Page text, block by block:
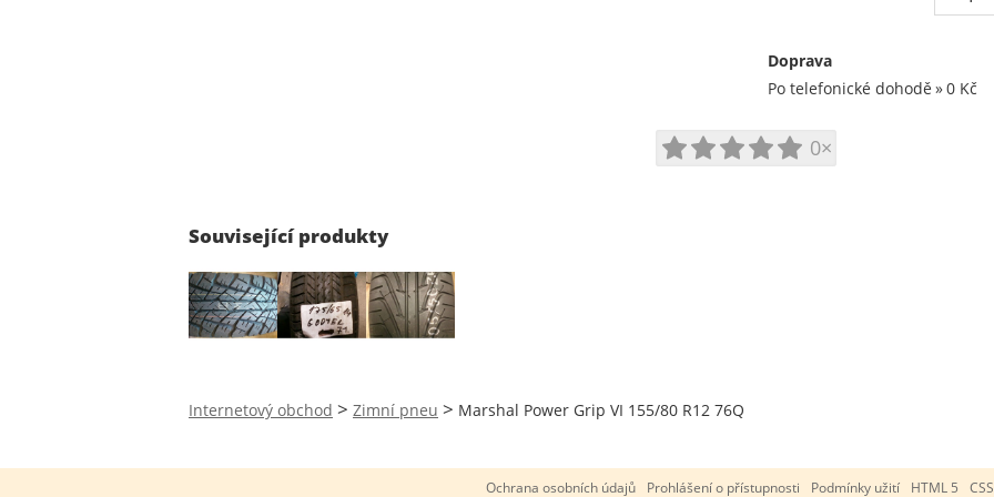
Doprava
Po telefonické dohodě
0 Kč
0×
Související produkty
Internetový obchod > Zimní pneu > Marshal Power Grip VI 155/80 R12 76Q
Ochrana osobních údajů Prohlášení o přístupnosti Podmínky užití HTML 5